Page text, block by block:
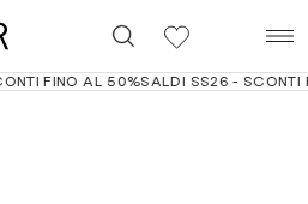
FINO AL 50%SALDI SS26 - SCONTI